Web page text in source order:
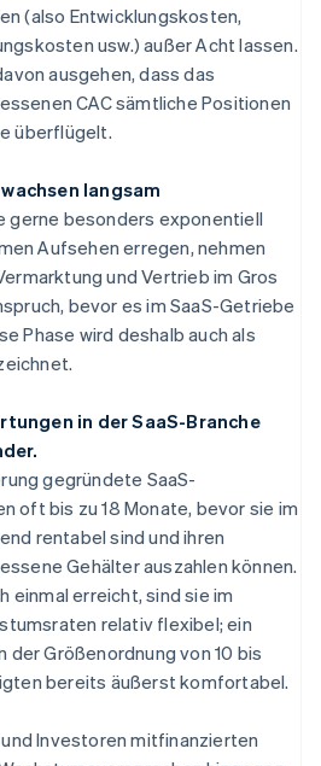
(also Entwicklungskosten,
usw.) außer Acht lassen.
ausgehen, dass das
CAC sämtliche Positionen
überflügelt.
langsam
gerne besonders exponentiell
Aufsehen erregen, nehmen
und Vertrieb im Gros
bevor es im SaaS-Getriebe
Phase wird deshalb auch als
in der SaaS-Branche
gegründete SaaS-
oft bis zu 18 Monate, bevor sie im
rentabel sind und ihren
Gehälter auszahlen können.
einmal erreicht, sind sie im
relativ flexibel; ein
der Größenordnung von 10 bis
bereits äußerst komfortabel.
Investoren mitfinanzierten